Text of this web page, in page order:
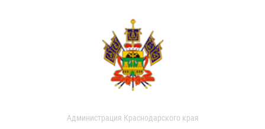
Администрация Краснодарского края